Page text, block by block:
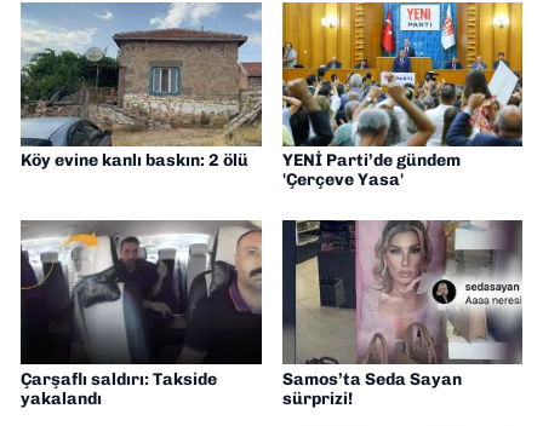
Köy evine kanlı baskın: 2 ölü
YENİ Parti’de gündem
'Çerçeve Yasa'
Çarşaflı saldırı: Takside
yakalandı
Samos’ta Seda Sayan
sürprizi!